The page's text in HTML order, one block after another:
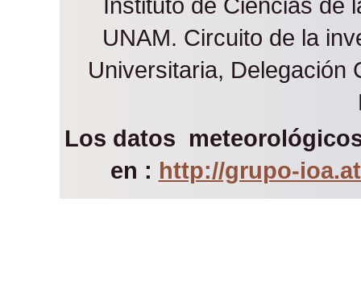
UNAM. Circuito de la
Universitaria, Delegación
Los datos
en : http://grupo-